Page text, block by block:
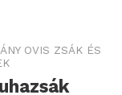
OVIS ZSÁK ÉS